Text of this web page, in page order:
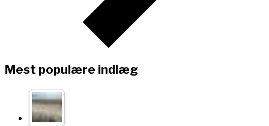
Mest populære indlæg